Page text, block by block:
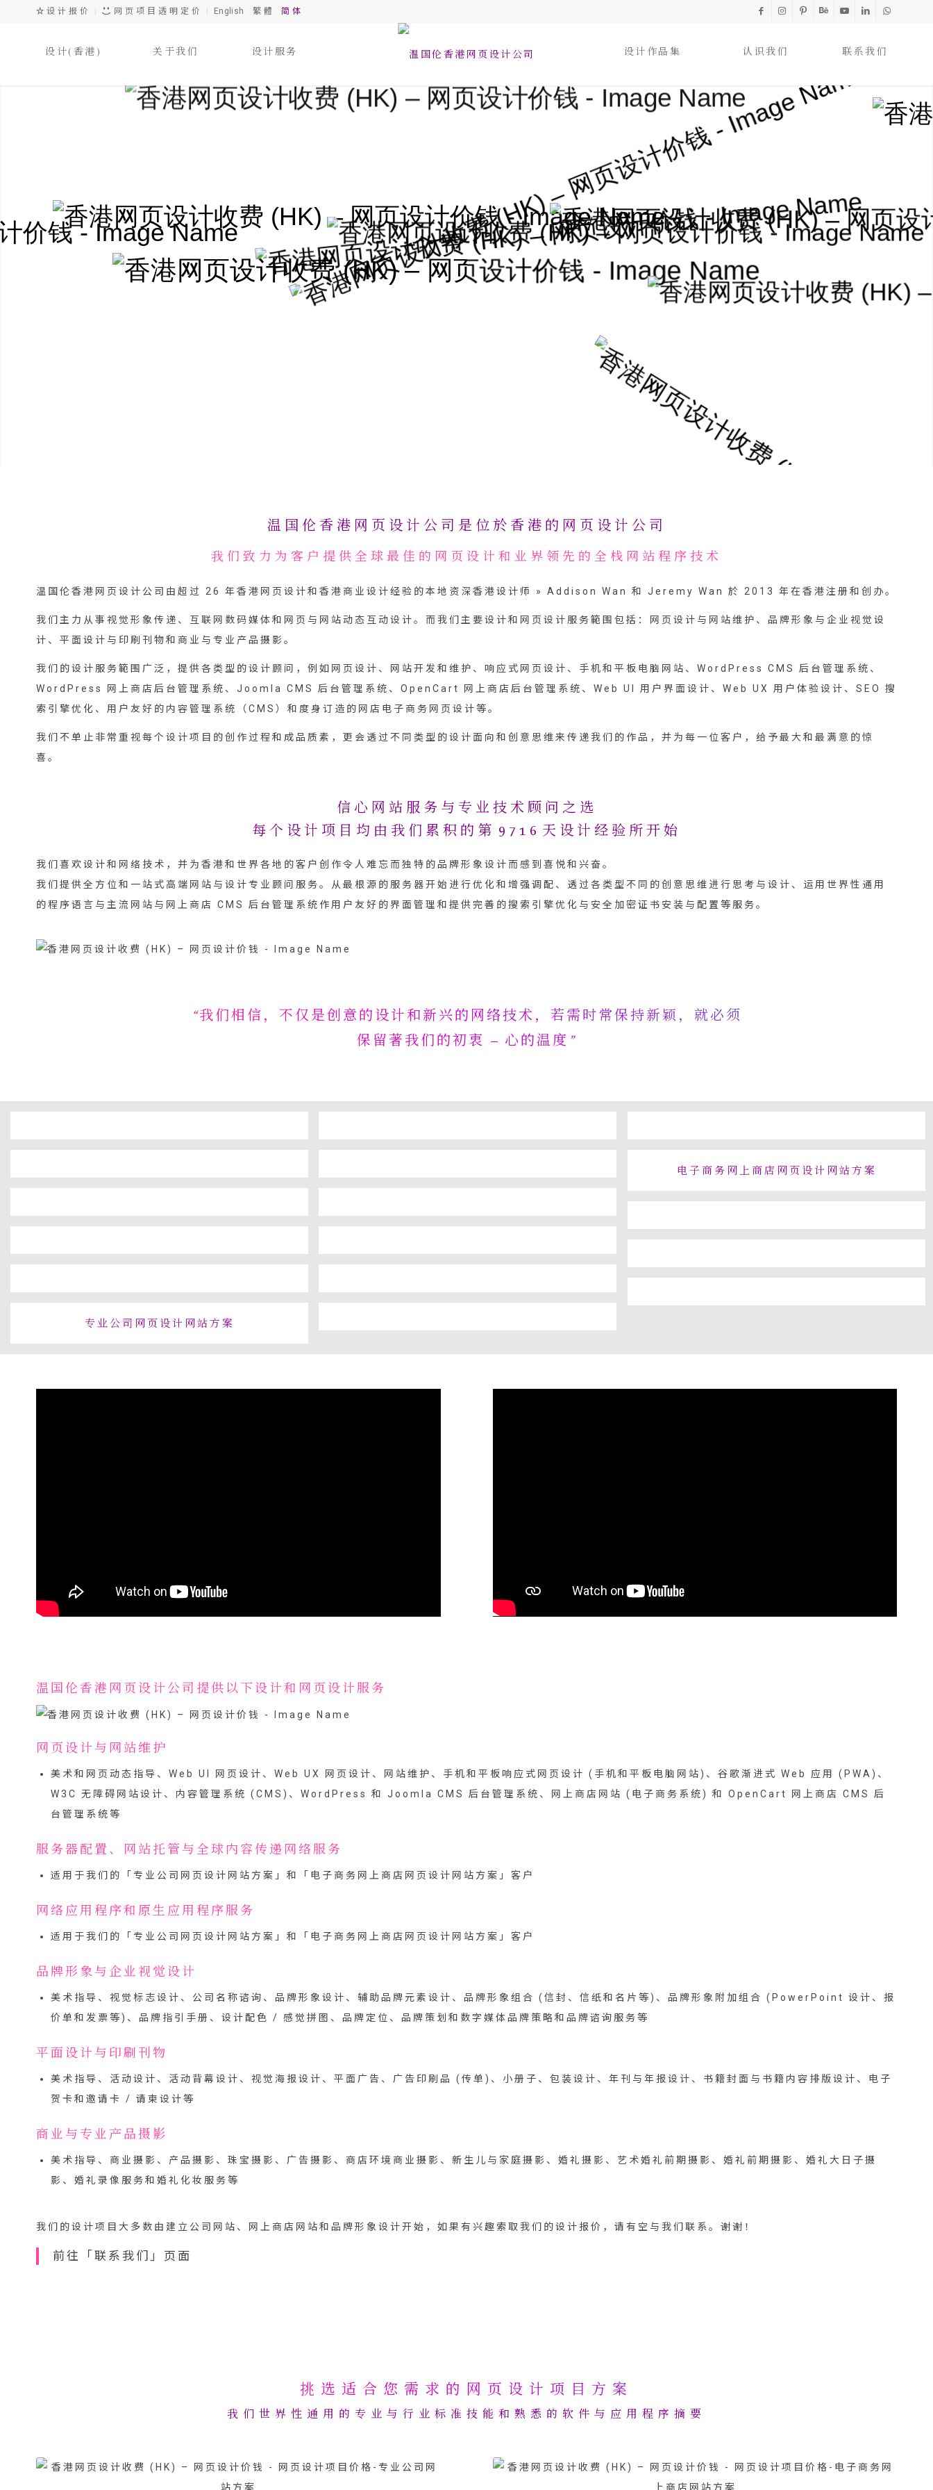
设 计 报 价 网 页 项 目 透 明 定 价 English 繁 體 简 体
设计(香港) 关于我们 设计服务 设计作品集 认识我们 联系我们
温国伦香港网页设计公司是位於香港的网页设计公司
我们致力为客户提供全球最佳的网页设计和业界领先的全栈网站程序技术
温国伦香港网页设计公司由超过 26 年香港网页设计和香港商业设计经验的本地资深香港设计师 » Addison Wan 和 Jeremy Wan 於 2013 年在香港注册和创办。
我们主力从事视觉形象传递、互联网数码媒体和网页与网站动态互动设计。而我们主要设计和网页设计服务範围包括：网页设计与网站维护、品牌形象与企业视觉设
计、平面设计与印刷刊物和商业与专业产品摄影。
我们的设计服务範围广泛，提供各类型的设计顾问，例如网页设计、网站开发和维护、响应式网页设计、手机和平板电脑网站、WordPress CMS 后台管理系统、
WordPress 网上商店后台管理系统、Joomla CMS 后台管理系统、OpenCart 网上商店后台管理系统、Web UI 用户界面设计、Web UX 用户体验设计、SEO 搜
索引擎优化、用户友好的内容管理系统（CMS）和度身订造的网店电子商务网页设计等。
我们不单止非常重视每个设计项目的创作过程和成品质素，更会透过不同类型的设计面向和创意思维来传递我们的作品，并为每一位客户，给予最大和最满意的惊
喜。
信心网站服务与专业技术顾问之选
每个设计项目均由我们累积的第 9716 天设计经验所开始
我们喜欢设计和网络技术，并为香港和世界各地的客户创作令人难忘而独特的品牌形象设计而感到喜悦和兴奋。
我们提供全方位和一站式高端网站与设计专业顾问服务。从最根源的服务器开始进行优化和增强调配、透过各类型不同的创意思维进行思考与设计、运用世界性通用
的程序语言与主流网站与网上商店 CMS 后台管理系统作用户友好的界面管理和提供完善的搜索引擎优化与安全加密证书安装与配置等服务。
“我们相信，不仅是创意的设计和新兴的网络技术，若需时常保持新颖，就必须
保留著我们的初衷 – 心的温度”
电子商务网上商店网页设计网站方案
专业公司网页设计网站方案
温国伦香港网页设计公司提供以下设计和网页设计服务
网页设计与网站维护
美术和网页动态指导、Web UI 网页设计、Web UX 网页设计、网站维护、手机和平板响应式网页设计 (手机和平板电脑网站)、谷歌渐进式 Web 应用 (PWA)、
W3C 无障碍网站设计、内容管理系统 (CMS)、WordPress 和 Joomla CMS 后台管理系统、网上商店网站 (电子商务系统) 和 OpenCart 网上商店 CMS 后
台管理系统等
服务器配置、网站托管与全球内容传递网络服务
适用于我们的「 专业公司网页设计网站方案 」和「 电子商务网上商店网页设计网站方案 」客户
网络应用程序和原生应用程序服务
适用于我们的「 专业公司网页设计网站方案 」和「 电子商务网上商店网页设计网站方案 」客户
品牌形象与企业视觉设计
美术指导、视觉标志设计、公司名称谘询、品牌形象设计、辅助品牌元素设计、品牌形象组合 (信封、信纸和名片等)、品牌形象附加组合 (PowerPoint 设计、报
价单和发票等)、品牌指引手册、设计配色 / 感觉拼图、品牌定位、品牌策划和数字媒体品牌策略和品牌谘询服务等
平面设计与印刷刊物
美术指导、活动设计、活动背幕设计、视觉海报设计、平面广告、广告印刷品 (传单)、小册子、包装设计、年刊与年报设计、书籍封面与书籍内容排版设计、电子
贺卡和邀请卡 / 请柬设计等
商业与专业产品摄影
美术指导、商业摄影、产品摄影、珠宝摄影、广告摄影、商店环境商业摄影、新生儿与家庭摄影、婚礼摄影、艺术婚礼前期摄影、婚礼前期摄影、婚礼大日子摄
影、婚礼录像服务和婚礼化妆服务等
我们的设计项目大多数由建立公司网站、网上商店网站和品牌形象设计开始，如果有兴趣索取我们的设计报价， 请有空与我们联系。谢谢！
前往「联系我们」页面
挑选适合您需求的网页设计项目方案
我们世界性通用的专业与行业标准技能和熟悉的软件与应用程序摘要